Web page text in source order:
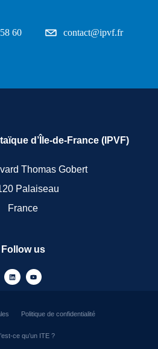
60 contact@ipvf.fr
d’Île-de-France (IPVF)
Thomas Gobert
Palaiseau
France
Follow us
Politique de confidentialité
ce qu’un ITE ?